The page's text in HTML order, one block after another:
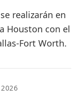
realizarán en
Houston con el
Fort Worth.
2026